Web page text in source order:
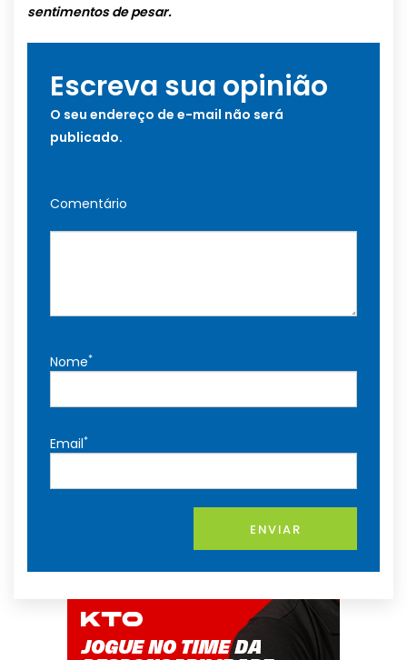
sentimentos de pesar.
Escreva sua opinião
O seu endereço de e-mail não será
publicado.
Comentário
Nome*
Email*
ENVIAR